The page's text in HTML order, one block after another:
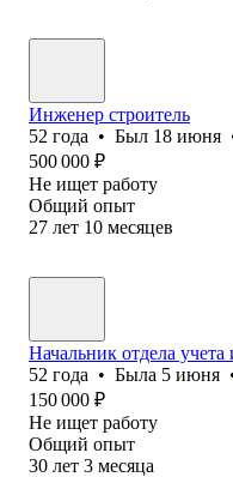
Инженер строитель
52 года • Был 18 июня
500 000 ₽
Не ищет работу
Общий опыт
27 лет 10 месяцев
Начальник отдела учета
52 года • Была 5 июня
150 000 ₽
Не ищет работу
Общий опыт
30 лет 3 месяца